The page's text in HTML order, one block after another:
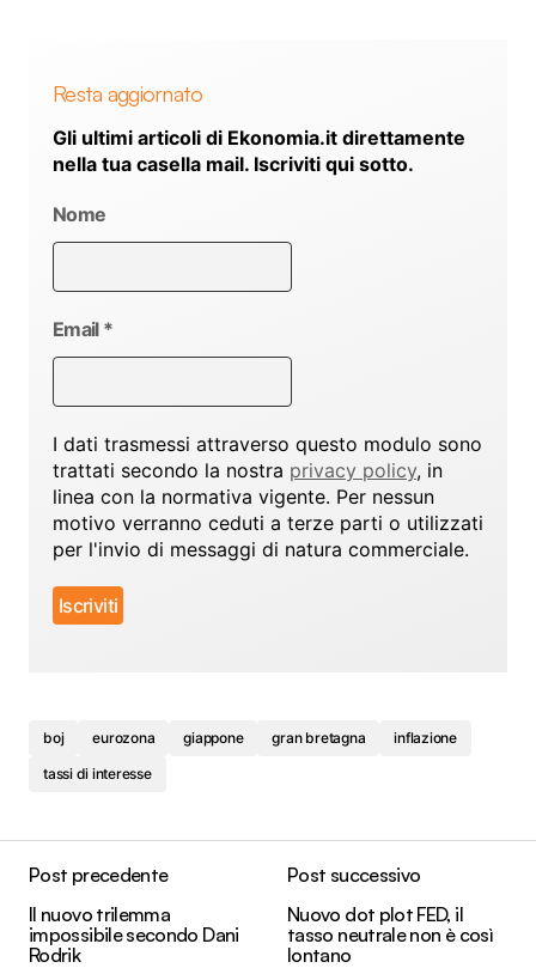
Resta aggiornato
Gli ultimi articoli di Ekonomia.it direttamente
nella tua casella mail. Iscriviti qui sotto.
Nome
Email *
I dati trasmessi attraverso questo modulo sono
trattati secondo la nostra privacy policy, in
linea con la normativa vigente. Per nessun
motivo verranno ceduti a terze parti o utilizzati
per l'invio di messaggi di natura commerciale.
boj eurozona giappone gran bretagna
inflazione
tassi di interesse
Post precedente
Il nuovo trilemma
impossibile secondo Dani
Rodrik
Post successivo
Nuovo dot plot FED, il
tasso neutrale non è così
lontano